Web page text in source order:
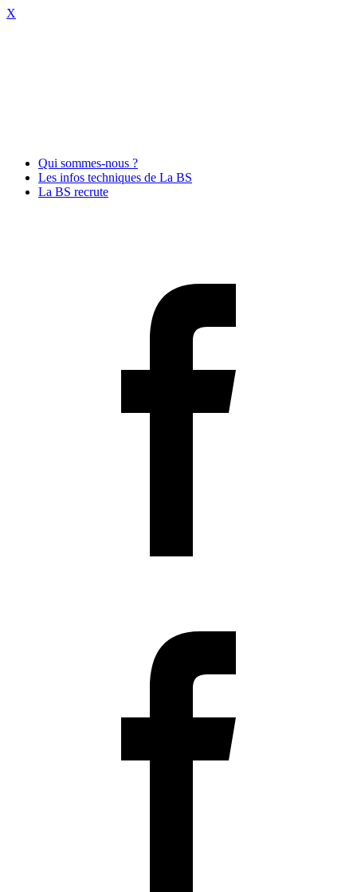
X
Qui sommes-nous ?
Les infos techniques de La BS
La BS recrute